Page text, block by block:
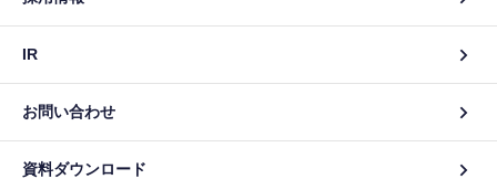
IR
お問い合わせ
資料ダウンロード